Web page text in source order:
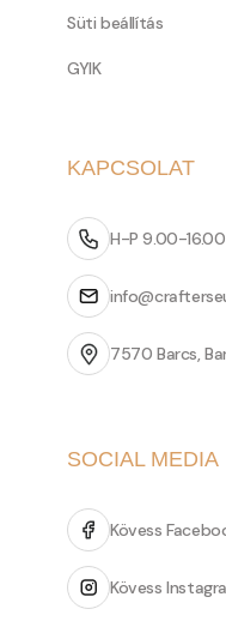
Süti beállítás
GYIK
KAPCSOLAT
H-P 9.00-
7570 Barcs,
SOCIAL MEDIA
Kövess
Kövess